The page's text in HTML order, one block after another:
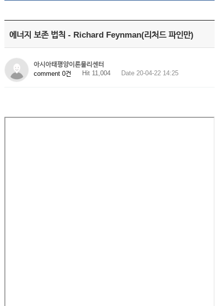
에너지 보존 법칙 - Richard Feynman(리처드 파인만)
아시아태평양이론물리센터
comment 0건
Hit 11,004 Date 20-04-22 14:25